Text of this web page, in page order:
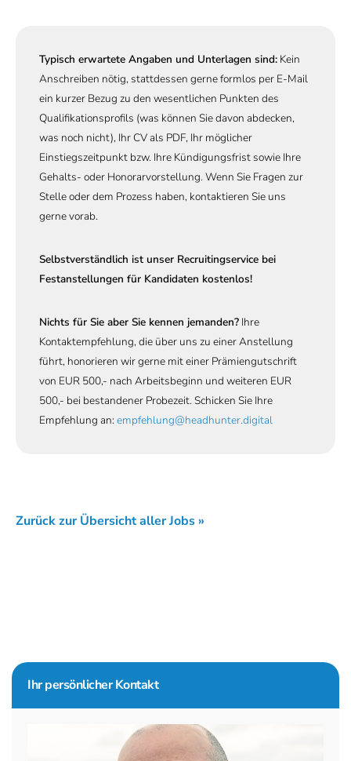
Typisch erwartete Angaben und Unterlagen sind: Kein
Anschreiben nötig, stattdessen gerne formlos per E-Mail
ein kurzer Bezug zu den wesentlichen Punkten des
Qualifikationsprofils (was können Sie davon abdecken,
was noch nicht), Ihr CV als PDF, Ihr möglicher
Einstiegszeitpunkt bzw. Ihre Kündigungsfrist sowie Ihre
Gehalts- oder Honorarvorstellung. Wenn Sie Fragen zur
Stelle oder dem Prozess haben, kontaktieren Sie uns
gerne vorab.
Selbstverständlich ist unser Recruitingservice bei
Festanstellungen für Kandidaten kostenlos!
Nichts für Sie aber Sie kennen jemanden? Ihre
Kontaktempfehlung, die über uns zu einer Anstellung
führt, honorieren wir gerne mit einer Prämiengutschrift
von EUR 500,- nach Arbeitsbeginn und weiteren EUR
500,- bei bestandener Probezeit. Schicken Sie Ihre
Empfehlung an: empfehlung@headhunter.digital
Zurück zur Übersicht aller Jobs »
Seitenspalte
Ihr persönlicher Kontakt